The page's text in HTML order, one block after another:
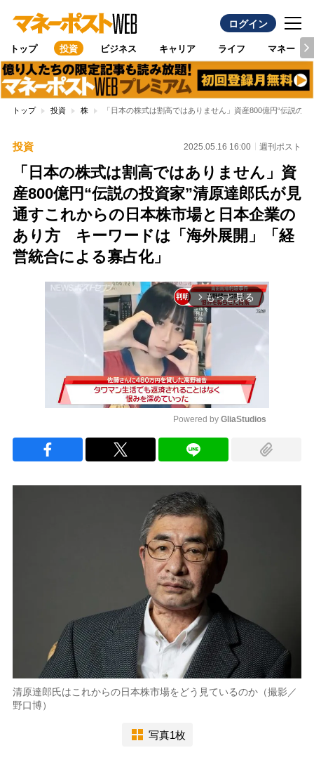
ログイン
トップ 投資 ビジネス キャリア ライフ マネー
トップ 投資 株 「日本の株式は割高ではありません」資産800億円“伝説
投資 2025.05.16 16:00 週刊ポスト
「日本の株式は割高ではありません」資
産800億円“伝説の投資家”清原達郎氏が見
通すこれからの日本株市場と日本企業の
あり方 キーワードは「海外展開」「経
営統合による寡占化」
arrow_forward_ios もっと見る
Powered by GliaStudios
清原達郎氏はこれからの日本株市場をどう見ているのか（撮影／
野口博）
写真1枚